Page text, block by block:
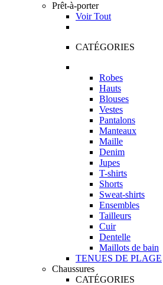
Prêt-à-porter
Voir Tout
CATÉGORIES
Robes
Hauts
Blouses
Vestes
Pantalons
Manteaux
Maille
Denim
Jupes
T-shirts
Shorts
Sweat-shirts
Ensembles
Tailleurs
Cuir
Dentelle
Maillots de bain
TENUES DE PLAGE
Chaussures
CATÉGORIES